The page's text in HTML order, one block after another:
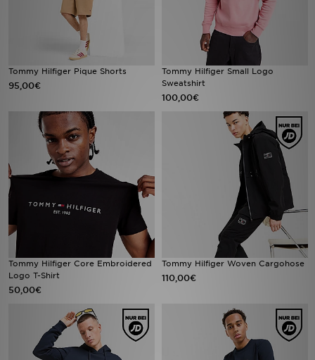
Tommy Hilfiger Pique Shorts
95,00€
Tommy Hilfiger Small Logo
Sweatshirt
100,00€
Tommy Hilfiger Core Embroidered
Logo T-Shirt
50,00€
Tommy Hilfiger Woven Cargohose
110,00€